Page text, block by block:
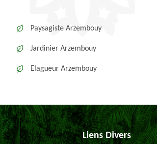
Paysagiste Arzembouy
Jardinier Arzembouy
Elagueur Arzembouy
Liens Divers